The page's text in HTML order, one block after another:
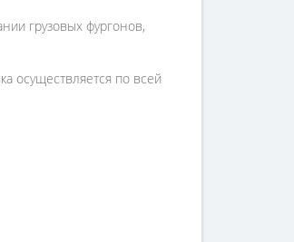
грузовых фургонов,
осуществляется по всей